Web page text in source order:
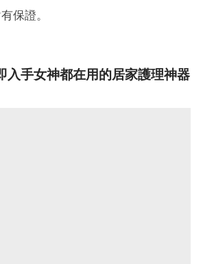
保證。
入手女神都在用的居家護理神器